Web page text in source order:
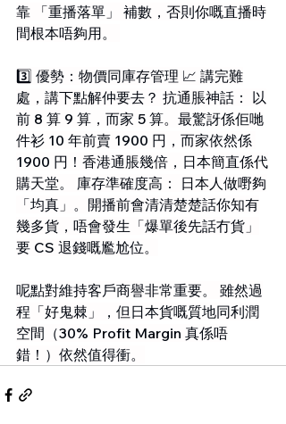
靠 「重播落單」 補數，否則你嘅直播時
間根本唔夠用。
3️⃣ 優勢：物價同庫存管理 📈 講完難
處，講下點解仲要去？ 抗通脹神話： 以
前 8 算 9 算，而家 5 算。最驚訝係佢哋
件衫 10 年前賣 1900 円，而家依然係
1900 円！香港通脹幾倍，日本簡直係代
購天堂。 庫存準確度高： 日本人做嘢夠
「均真」。開播前會清清楚楚話你知有
幾多貨，唔會發生「爆單後先話冇貨」
要 CS 退錢嘅尷尬位。
呢點對維持客戶商譽非常重要。 雖然過
程「好鬼棘」，但日本貨嘅質地同利潤
空間（30% Profit Margin 真係唔
錯！）依然值得衝。